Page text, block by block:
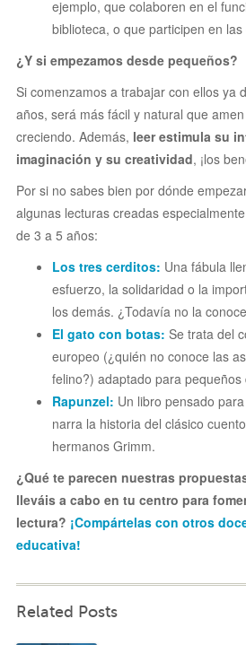
ejemplo, que colaboren en el
biblioteca, o que participen en
¿Y si empezamos desde pequeños?
Si comenzamos a trabajar con ellos ya
años, será más fácil y natural que
creciendo. Además, leer estimula su
imaginación y su creatividad, ¡los
Por si no sabes bien por dónde
algunas lecturas creadas
de 3 a 5 años:
Los tres cerditos: Una fábula
esfuerzo, la solidaridad o la
los demás. ¿Todavía no la
El gato con botas: Se trata del
europeo (¿quién no conoce las
felino?) adaptado para pequeños
Rapunzel: Un libro pensado
narra la historia del clásico
hermanos Grimm.
¿Qué te parecen nuestras
lleváis a cabo en tu centro para
lectura? ¡Compártelas con otros
educativa!
Related Posts